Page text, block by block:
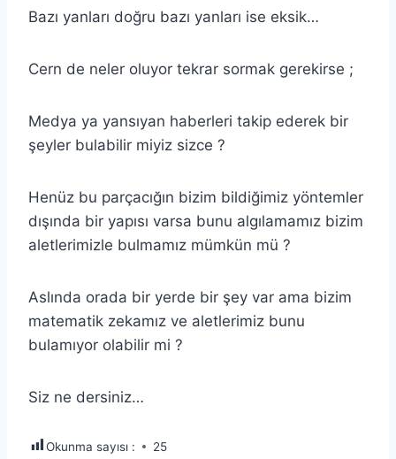
Bazı yanları doğru bazı yanları ise eksik…
Cern de neler oluyor tekrar sormak gerekirse ;
Medya ya yansıyan haberleri takip ederek bir
şeyler bulabilir miyiz sizce ?
Henüz bu parçacığın bizim bildiğimiz yöntemler
dışında bir yapısı varsa bunu algılamamız bizim
aletlerimizle bulmamız mümkün mü ?
Aslında orada bir yerde bir şey var ama bizim
matematik zekamız ve aletlerimiz bunu
bulamıyor olabilir mi ?
Siz ne dersiniz…
Okunma sayısı : 25